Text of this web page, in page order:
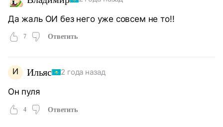
Да жаль ОИ без него уже совсем не то!!
7 Ответить
И Ильяс 2 года назад
Он пуля
4 Ответить